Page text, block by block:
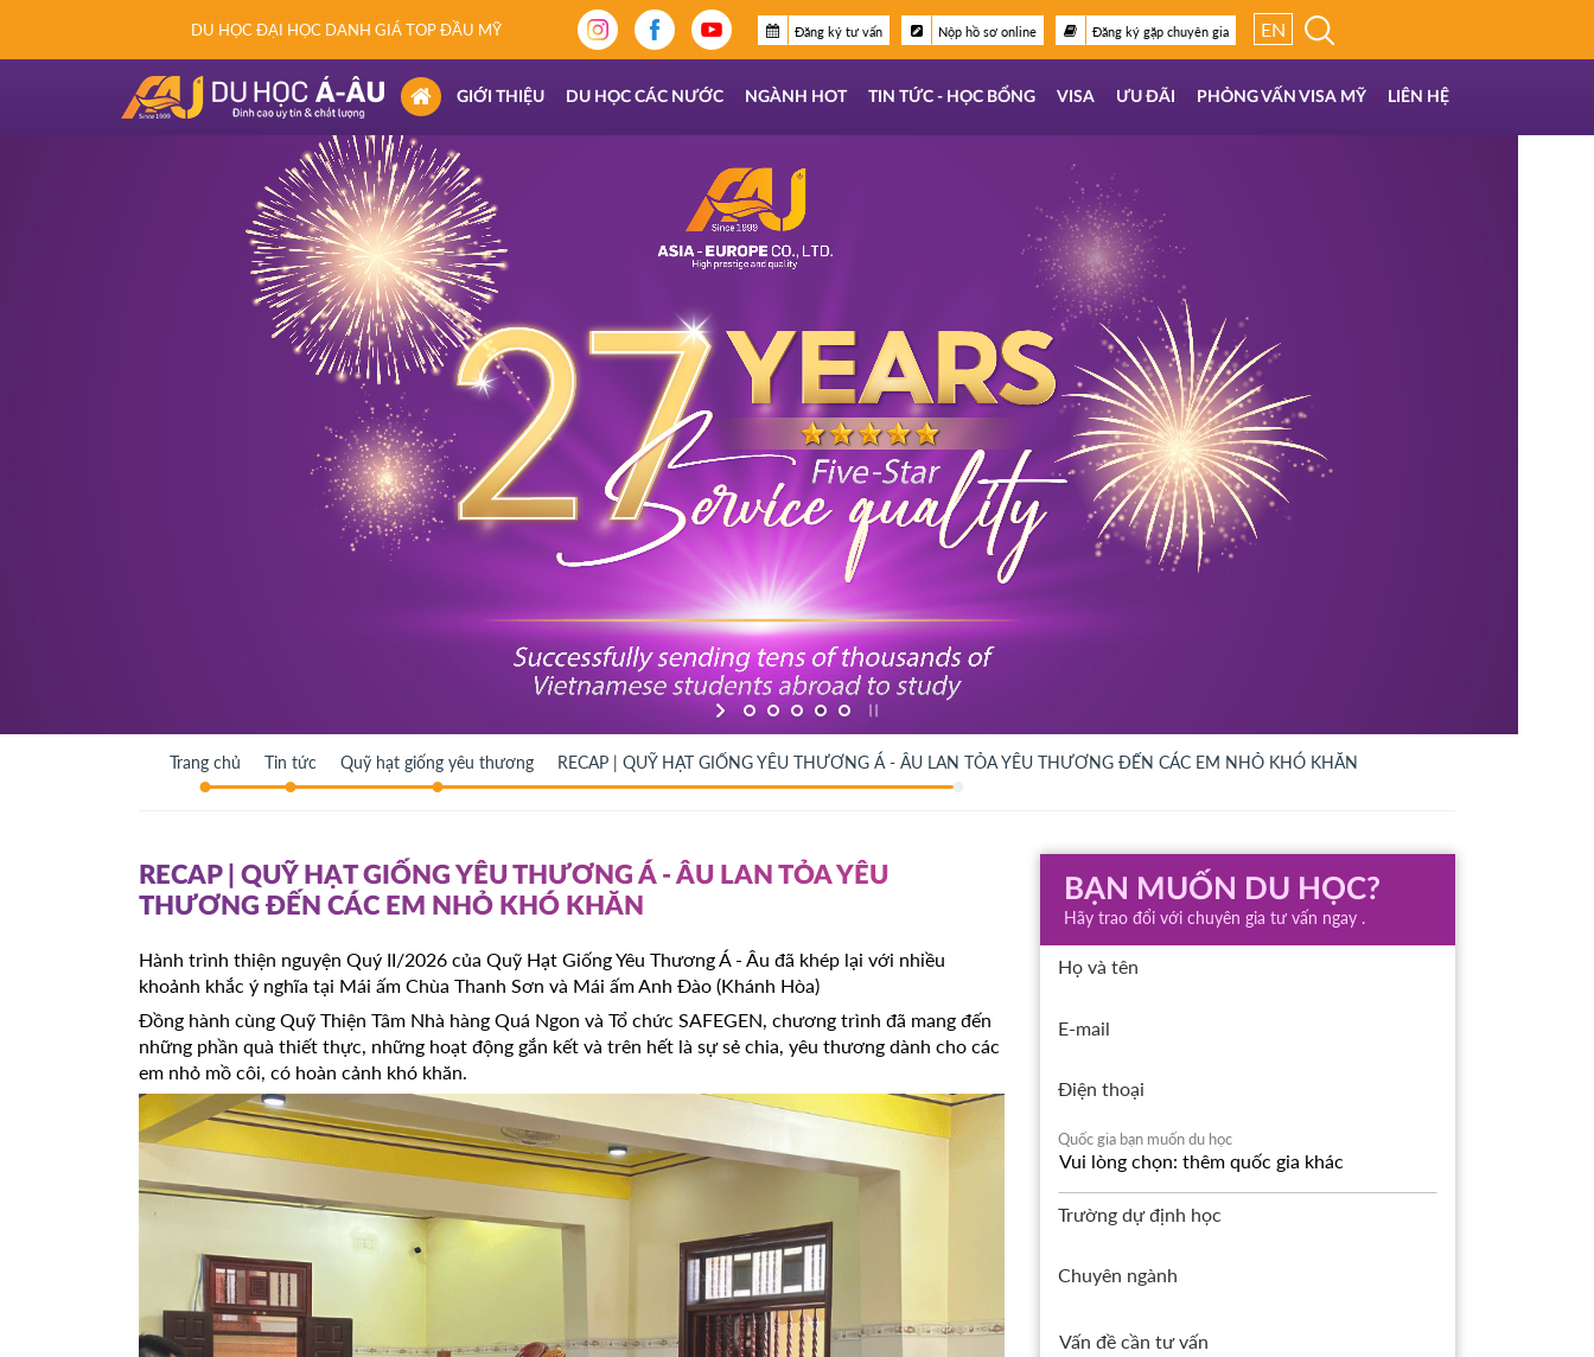
DU HỌC ĐẠI HỌC DANH GIÁ TOP ĐẦU MỸ Đăng ký tư vấn Nộp hồ sơ online Đăng ký gặp chuyên gia EN
(CURRENT)
GIỚI THIỆU DU HỌC CÁC NƯỚC NGÀNH HOT TIN TỨC - HỌC BỔNG VISA ƯU ĐÃI PHỎNG VẤN VISA MỸ LIÊN HỆ
Trang chủ Tin tức Quỹ hạt giống yêu thương RECAP | QUỸ HẠT GIỐNG YÊU THƯƠNG Á - ÂU LAN TỎA YÊU THƯƠNG ĐẾN CÁC EM NHỎ KHÓ KHĂN
RECAP | QUỸ HẠT GIỐNG YÊU THƯƠNG Á - ÂU LAN TỎA YÊU
THƯƠNG ĐẾN CÁC EM NHỎ KHÓ KHĂN
Hành trình thiện nguyện Quý II/2026 của Quỹ Hạt Giống Yêu Thương Á - Âu đã khép lại với nhiều
khoảnh khắc ý nghĩa tại Mái ấm Chùa Thanh Sơn và Mái ấm Anh Đào (Khánh Hòa)
Đồng hành cùng Quỹ Thiện Tâm Nhà hàng Quá Ngon và Tổ chức SAFEGEN, chương trình đã mang đến
những phần quà thiết thực, những hoạt động gắn kết và trên hết là sự sẻ chia, yêu thương dành cho các
em nhỏ mồ côi, có hoàn cảnh khó khăn.
BẠN MUỐN DU HỌC?
Hãy trao đổi với chuyên gia tư vấn ngay .
Họ và tên
E-mail
Điện thoại
Quốc gia bạn muốn du học
Trường dự định học
Chuyên ngành